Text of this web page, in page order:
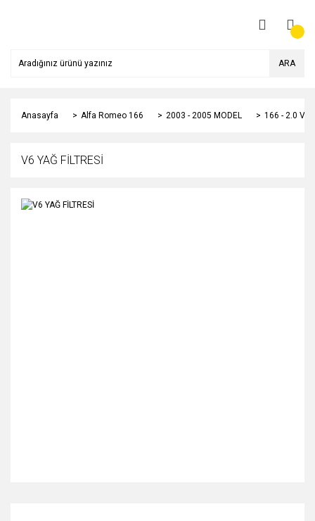
ARA
Anasayfa Alfa Romeo 166 2003 - 2005 MODEL 166 - 2.0 V6
V6 YAĞ FİLTRESİ